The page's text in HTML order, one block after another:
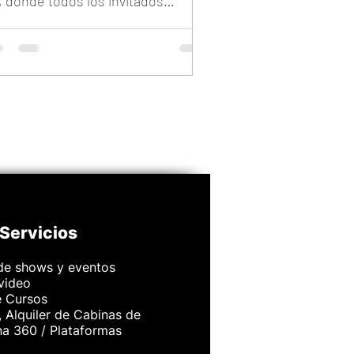
real desde su celular. Una
y moderna. Ideal para
que Google Drive o
shows y eventos
Cursos
Alquiler de Cabinas de
360 / Plataformas